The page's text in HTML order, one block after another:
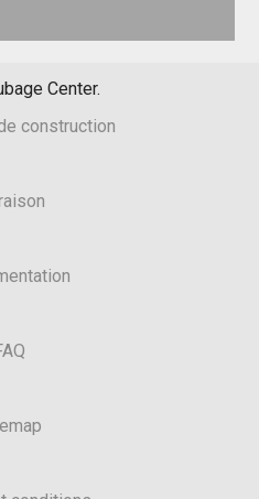
Center.
construction